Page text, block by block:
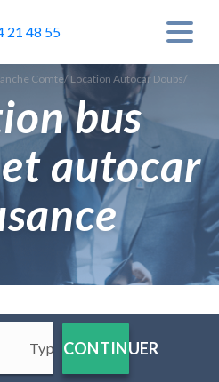
21 48 55
Comte/ Location Autocar Doubs/
bus
autocar
CONTINUER